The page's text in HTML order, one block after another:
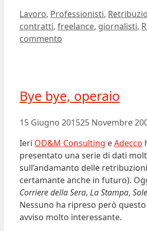
Categorie
Lavoro, Professionisti,
contratti, freelance, giornalisti,
commento
Bye bye, operaio
15 Giugno 201525 Novembre
Ieri OD&M Consulting eAdecco
presentato una serie di dati
sull’andamanto delle
certamante anche in futuro).
Corriere della Sera, La Stampa,
Nessuno ha ripreso però
avviso molto interessante.